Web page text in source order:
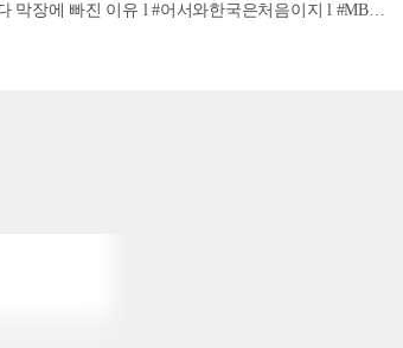
'너무 신선해서 맹맛인데...?' 이탈리아 셰프들이 회 먹다 막장에 빠진 이유 l #어서와한국은처음이지 l #MBCevery1 l EP.437